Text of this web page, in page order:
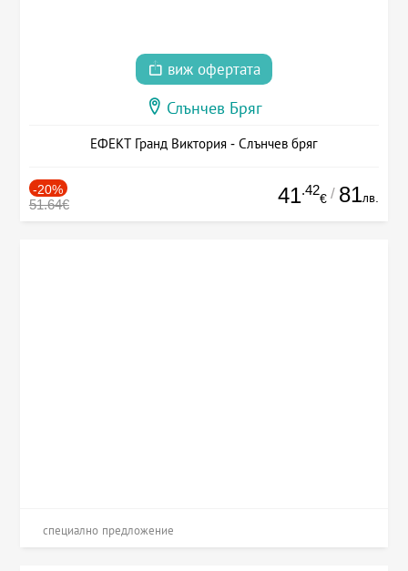
виж офертата
Слънчев Бряг
ЕФЕКТ Гранд Виктория - Слънчев бряг
-20%
51.64€ 41.42
€ / 81лв.
специално предложение